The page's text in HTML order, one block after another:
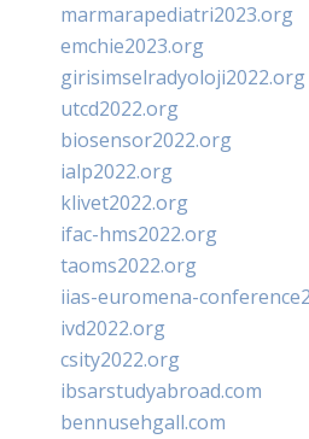
marmarapediatri2023.org
emchie2023.org
girisimselradyoloji2022.org
utcd2022.org
biosensor2022.org
ialp2022.org
klivet2022.org
ifac-hms2022.org
taoms2022.org
iias-euromena-
ivd2022.org
csity2022.org
ibsarstudyabroad.com
bennusehgall.com